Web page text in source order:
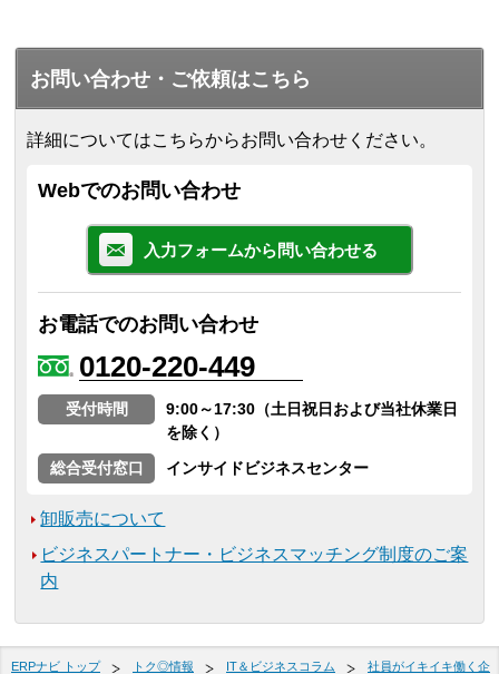
お問い合わせ・ご依頼はこちら
詳細についてはこちらからお問い合わせください。
Webでのお問い合わせ
入力フォームから問い合わせる
お電話でのお問い合わせ
0120-220-449
受付時間
9:00～17:30（土日祝日および当社休業日
を除く）
総合受付窓口
インサイドビジネスセンター
卸販売について
ビジネスパートナー・ビジネスマッチング制度のご案
内
ERPナビ トップ トク◎情報 IT＆ビジネスコラム
社員がイキイキ働く企